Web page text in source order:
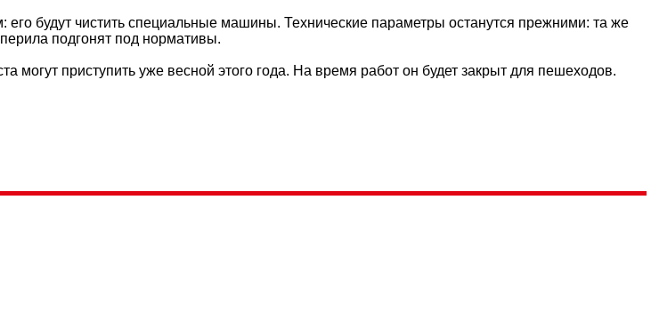
его будут чистить специальные машины. Технические параметры останутся прежними: та же
подгонят под нормативы.
могут приступить уже весной этого года. На время работ он будет закрыт для пешеходов.